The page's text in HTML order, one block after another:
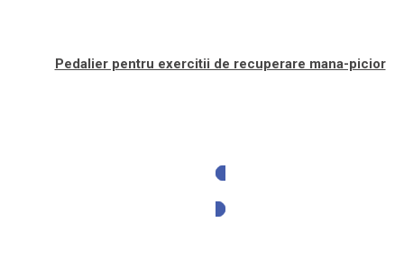
Pedalier pentru exercitii de recuperare mana-picior